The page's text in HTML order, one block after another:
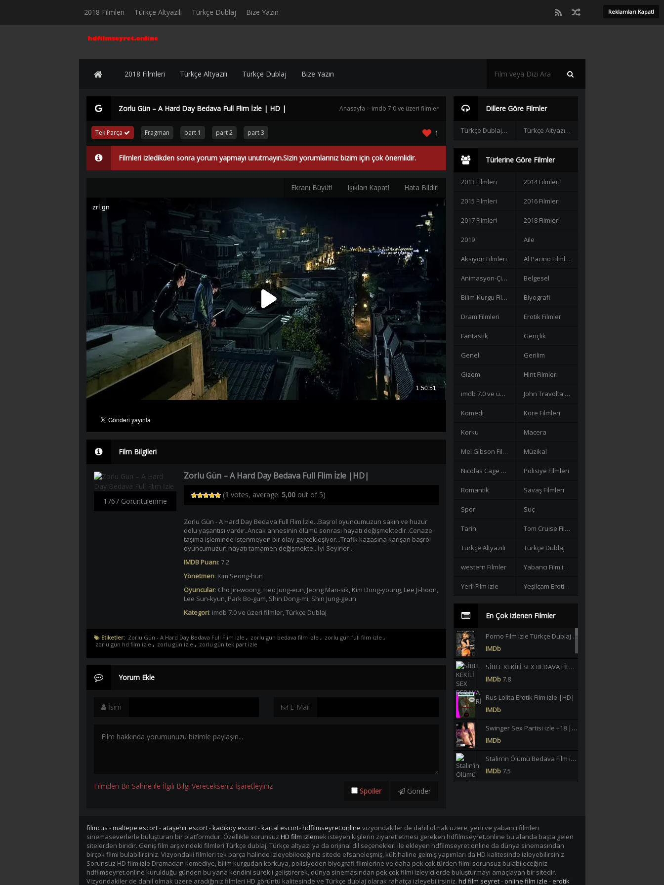
2018 Filmleri Türkçe Altyazılı Türkçe Dublaj Bize Yazın Reklamları Kapat!
2018 Filmleri Türkçe Altyazılı Türkçe Dublaj Bize Yazın
Zorlu Gün – A Hard Day Bedava Full Flim İzle | HD | Anasayfa > imdb 7.0 ve üzeri filmler
Tek Parça Fragman part 1 part 2 part 3 1
Filmleri izledikden sonra yorum yapmayı unutmayın.Sizin yorumlarınız bizim için çok önemlidir.
Hata Bildir!
Işıkları Kapat!
Ekranı Büyüt!
Film Bilgileri
1767 Görüntülenme
Zorlu Gün – A Hard Day Bedava Full Flim İzle |HD|
(1 votes, average: 5,00out of 5)
Zorlu Gün - A Hard Day Bedava Full Flim İzle...Başrol oyuncumuzun sakın ve huzur
dolu yaşantısı vardır..Ancak annesinin ölümü sonrası hayatı değişmektedir..Cenaze
taşıma işleminde istenmeyen bir olay gerçekleşiyor...Trafik kazasına karışan başrol
oyuncumuzun hayatı tamamen değişmekte...İyi Seyirler...
IMDB Puanı: 7.2
Yönetmen: Kim Seong-hun
Oyuncular: Cho Jin-woong, Heo Jung-eun, Jeong Man-sik, Kim Dong-young, Lee Ji-hoon,
Lee Sun-kyun, Park Bo-gum, Shin Dong-mi, Shin Jung-geun
Kategori: imdb 7.0 ve üzeri filmler,Türkçe Dublaj
Etiketler: Zorlu Gün - A Hard Day Bedava Full Flim İzle , zorlu gün bedava film izle , zorlu gün full film izle ,
zorlu gün hd film izle , zorlu gün izle , zorlu gün tek part izle
Yorum Ekle
İsim E-Mail
Filmden Bir Sahne ile İlgili Bilgi Verecekseniz İşaretleyiniz
Spoiler Gönder
Dillere Göre Filmler
Türkçe Dublaj Filmler Türkçe Altyazılı Filmler
Türlerine Göre Filmler
2013 Filmleri 2014 Filmleri
2015 Filmleri 2016 Filmleri
2017 Filmleri 2018 Filmleri
2019 Aile
Aksiyon Filmleri Al Pacino Filmleri
Animasyon-Çizgi Filmler Belgesel
Bilim-Kurgu Filmleri Biyografi
Dram Filmleri Erotik Filmler
Fantastik Gençlik
Genel Gerilim
Gizem Hint Filmleri
imdb 7.0 ve üzeri filmler John Travolta Filmleri
Komedi Kore Filmleri
Korku Macera
Mel Gibson Filmleri Müzikal
Nicolas Cage Filmleri Polisiye Filmleri
Romantik Savaş Filmlerı
Spor Suç
Tarih Tom Cruise Filmleri izle
Türkçe Altyazılı Türkçe Dublaj
western Filmler Yabancı Film izle
Yerli Film izle Yeşilçam Erotik +18
En Çok izlenen Filmler
Porno Film izle Türkçe Dublaj +18 |HD|
IMDb
SİBEL KEKİLİ SEX BEDAVA FİLMLERİ İZLE |HD|
IMDb7.8
Rus Lolita Erotik Film izle |HD|
IMDb
Swinger Sex Partisi izle +18 |HD|
IMDb
Stalin’in Ölümü Bedava Film izle |HD|
IMDb7.5
IMDb-/10
IMDb
filmcus -maltepe escort- ataşehir escort-kadıköy escort-kartal escort-hdfilmseyret.online vizyondakiler de dahil olmak üzere, yerli ve yabancı filmleri
sinemaseverlerle buluşturan bir platformdur. Özellikle sorunsuz HD film izlemek isteyen kişilerin ziyaret etmesi gereken hdfilmseyret.online bu alanda başta gelen
sitelerden biridir. Geniş film arşivindeki filmleri Türkçe dublaj, Türkçe altyazı ya da orijinal dil seçenekleri ile ekleyen hdfilmseyret.online da dünya sinemasından
birçok filmi bulabilirsiniz. Vizyondaki filmleri tek parça halinde izleyebileceğiniz sitede efsaneleşmiş, kült haline gelmiş yapımları da HD kalitesinde izleyebilirsiniz.
Sorunsuz HD film izle Dramadan komediye, bilim kurgudan korkuya, polisiyeden biyografi filmlerine ve daha pek çok türden filmi sorunsuz bulabileceğiniz
hdfilmseyret.online kurulduğu günden bu yana kendini sürekli geliştirerek, dünya sinemasından pek çok filmi izleyicilerde buluşturmayı amaçlayan bir sitedir.
Vizyondakiler de dahil olmak üzere aradığınız filmleri HD görüntü kalitesinde ve Türkçe dublaj olarak rahatça izleyebilirsiniz. hd film seyret- online film izle - erotik